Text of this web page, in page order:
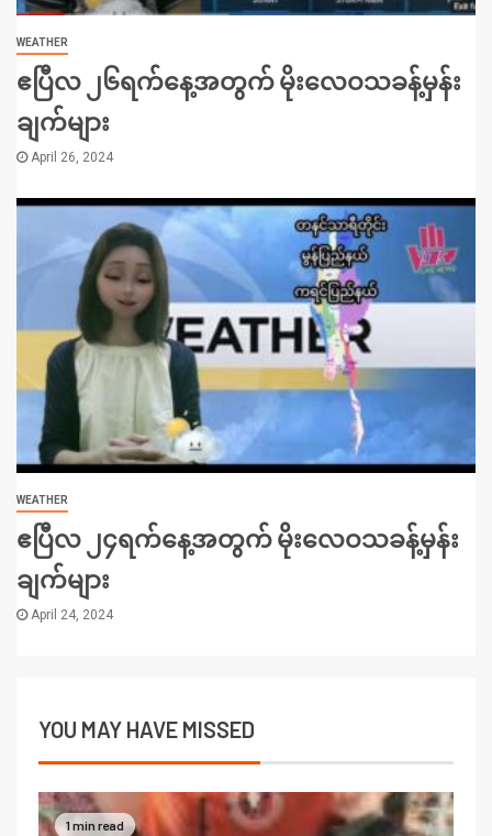
WEATHER
ဧပြီလ ၂၆ရက်နေ့အတွက် မိုးလေဝသခန့်မှန်း
ချက်များ
April 26, 2024
WEATHER
ဧပြီလ ၂၄ရက်နေ့အတွက် မိုးလေဝသခန့်မှန်း
ချက်များ
April 24, 2024
YOU MAY HAVE MISSED
1 min read